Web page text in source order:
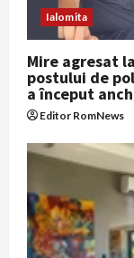
o
n
Ialomita
Mire agresat
postului de
a început
Editor RomNews